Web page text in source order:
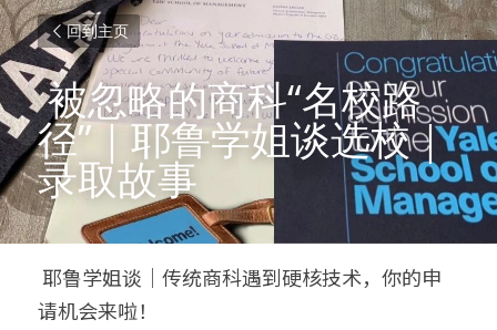
回到主页
被忽略的商科“名校路
径”｜耶鲁学姐谈选校｜
录取故事
请机会来啦！